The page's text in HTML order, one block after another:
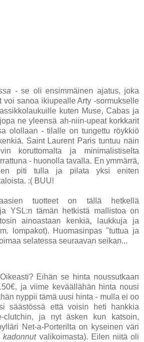
-se oli ensimmäinen ajatus, joka
voi sanoa ikiupealle Arty -sormukselle
kuten Muse, Cabas ja
ne yleensä ah-niin-upeat korkkarit
olollaan - tilalle on tungettu röykkiö
Saint Laurent Paris tuntuu näin
koruttomalta ja minimalistiselta
- huonolla tavalla. En ymmärrä,
piti tulla ja pilata yksi eniten
:( BUU!
tuotteet on tällä hetkellä
YSL:n tämän hetkistä mallistoa on
ainoastaan kenkiä, laukkuja ja
lompakot). Huomasinpas "tuttua ja
selatessa seuraavan seikan...
Eihän se hinta noussutkaan
ja viime keväällähän hinta nousi
nyppii tämä uusi hinta - mulla ei oo
säästössä että voisin heti hankkia
clutchin, ja nyt äsken kun katsoin,
Net-a-Porterilta on kyseinen väri
kadonnutvalikoimasta). Eilen niitä oli